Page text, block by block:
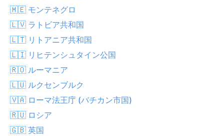
🇲🇪 モンテネグロ
🇱🇻 ラトビア共和国
🇱🇹 リトアニア共和国
🇱🇮 リヒテンシュタイン公国
🇷🇴 ルーマニア
🇱🇺 ルクセンブルク
🇻🇦 ローマ法王庁 (バチカン市国)
🇷🇺 ロシア
🇬🇧 英国